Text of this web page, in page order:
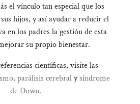
el vínculo tan especial que los
hijos, y así ayudar a reducir el
en los padres la gestión de esta
su propio bienestar.
científicas, visite las
parálisis cerebralysíndrome
de Down.